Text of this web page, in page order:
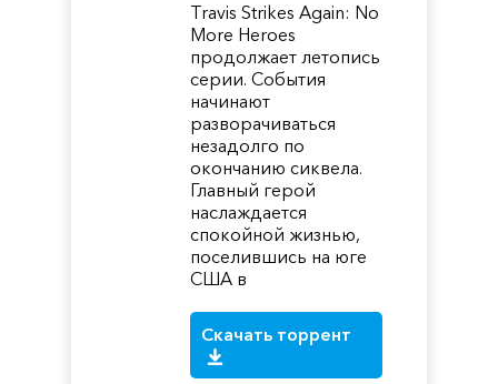
Travis Strikes Again: No
More Heroes
продолжает летопись
серии. События
начинают
разворачиваться
незадолго по
окончанию сиквела.
Главный герой
наслаждается
спокойной жизнью,
поселившись на юге
США в
Скачать торрент